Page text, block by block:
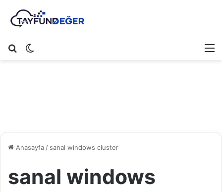
Arama yap ...
Anasayfa/ sanal windows cluster
sanal windows